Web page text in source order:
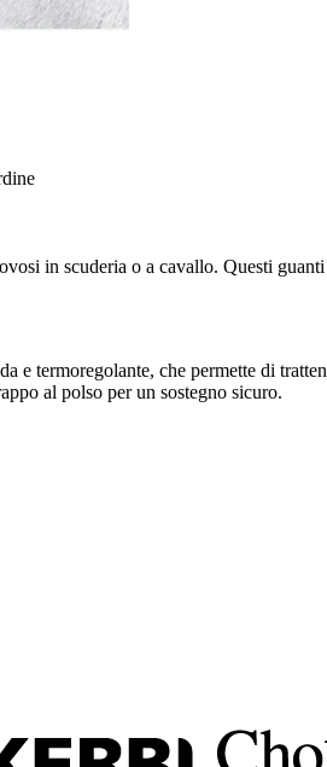
in scuderia o a cavallo. Questi
e termoregolante, che permette di
al polso per un sostegno sicuro.